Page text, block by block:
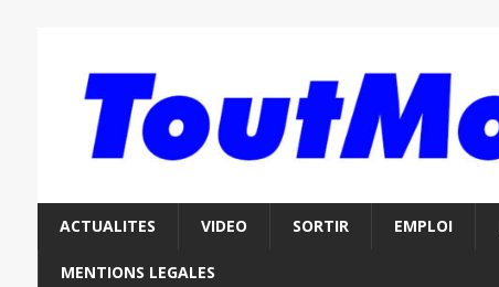
ACTUALITES VIDEO SORTIR EMPLOI
MENTIONS LEGALES